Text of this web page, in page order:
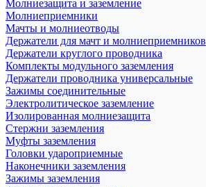
Молниезащита и заземление
Молниеприемники
Мачты и молниеотводы
Держатели для мачт и молниеприемников
Держатели круглого проводника
Комплекты модульного заземления
Держатели проводника универсальные
Зажимы соединительные
Электролитическое заземление
Изолированная молниезащита
Стержни заземления
Муфты заземления
Головки удароприемные
Наконечники заземления
Зажимы заземления